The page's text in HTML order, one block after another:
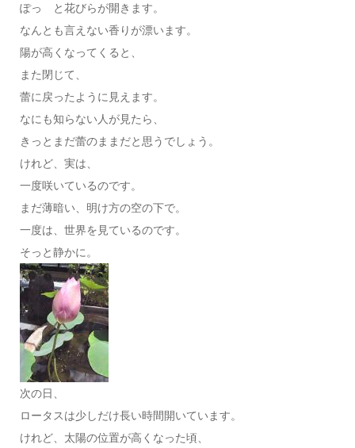
ぽっ と花びらが開きます。
なんとも言えない香りが漂います。
陽が高くなってくると、
また閉じて、
蕾に戻ったように見えます。
なにも知らない人が見たら、
きっとまだ蕾のままだと思うでしょう。
けれど、実は、
一度咲いているのです。
まだ薄暗い、明け方の空の下で。
一度は、世界を見ているのです。
そっと静かに。
次の日、
ロータスは少しだけ長い時間開いています。
けれど、太陽の位置が高くなった頃、